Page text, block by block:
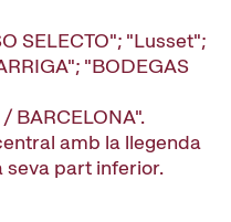
SELECTO"; "Lusset";
"BODEGAS
BARCELONA".
amb la llegenda
seva part inferior.